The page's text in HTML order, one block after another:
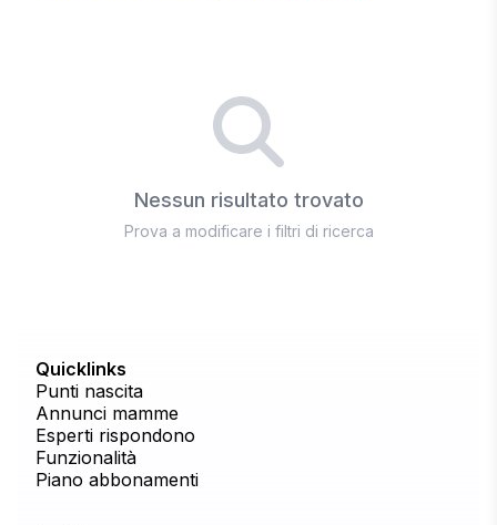
Nessun risultato trovato
Prova a modificare i filtri di ricerca
Quicklinks
Punti nascita
Annunci mamme
Esperti rispondono
Funzionalità
Piano abbonamenti